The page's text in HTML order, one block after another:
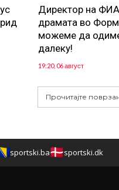
Директор на
драмата во
можеме да
далеку!
19:20, 06 август
Прочитајте
sportski.ba sportski.dk